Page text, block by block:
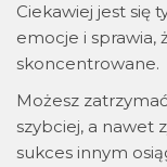
Ciekawiej jest się
emocje i sprawia,
skoncentrowane.
Możesz
szybciej, a nawet
sukces innym